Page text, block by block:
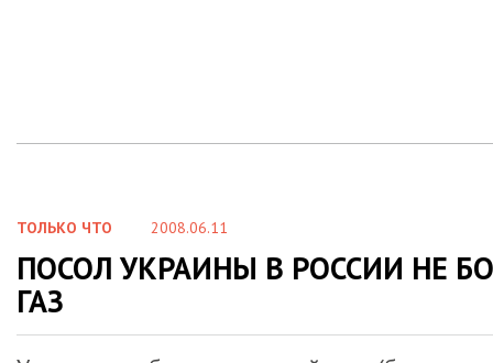
ТОЛЬКО ЧТО 2008.06.11
ПОСОЛ УКРАИНЫ В РОССИИ НЕ
ГАЗ